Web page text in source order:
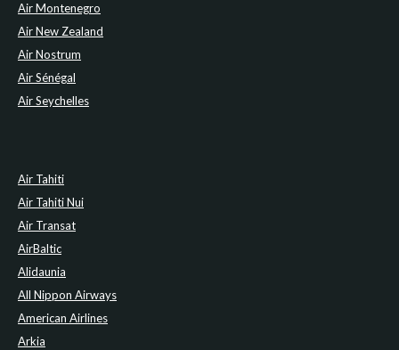
Air Montenegro
Air New Zealand
Air Nostrum
Air Sénégal
Air Seychelles
Air Tahiti
Air Tahiti Nui
Air Transat
AirBaltic
Alidaunia
All Nippon Airways
American Airlines
Arkia